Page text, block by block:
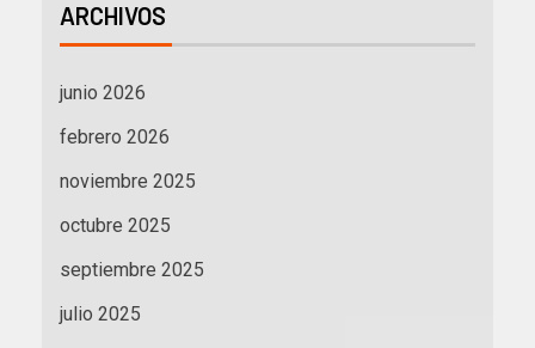
ARCHIVOS
junio 2026
febrero 2026
noviembre 2025
octubre 2025
septiembre 2025
julio 2025